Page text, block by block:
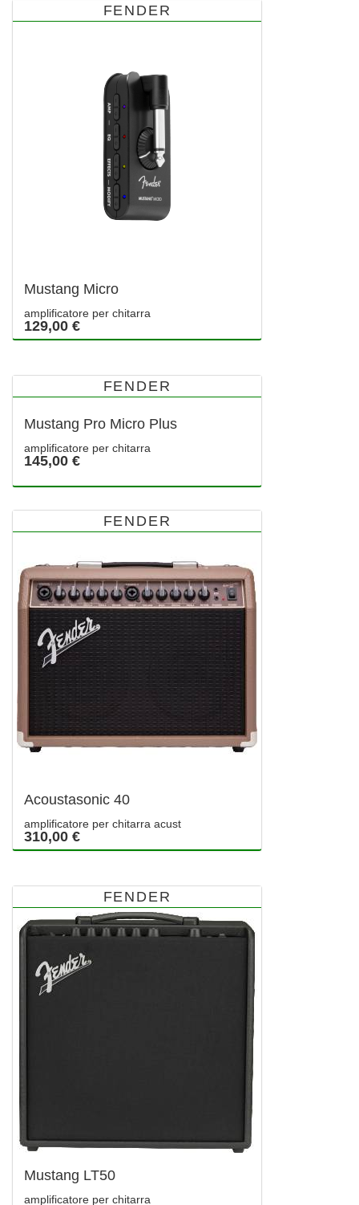
FENDER
Mustang Micro
amplificatore per chitarra
129,00 €
FENDER
Mustang Pro Micro Plus
amplificatore per chitarra
145,00 €
FENDER
Acoustasonic 40
amplificatore per chitarra acust
310,00 €
FENDER
Mustang LT50
amplificatore per chitarra